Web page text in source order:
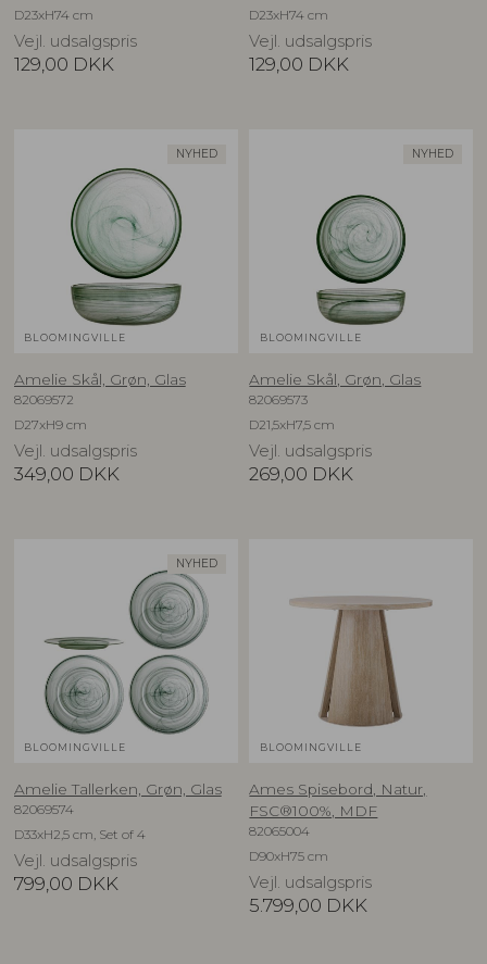
D23xH74 cm
Vejl. udsalgspris
129,00 DKK
D23xH74 cm
Vejl. udsalgspris
129,00 DKK
NYHED
BLOOMINGVILLE
Amelie Skål, Grøn, Glas
82069572
D27xH9 cm
Vejl. udsalgspris
349,00 DKK
NYHED
BLOOMINGVILLE
Amelie Skål, Grøn, Glas
82069573
D21,5xH7,5 cm
Vejl. udsalgspris
269,00 DKK
NYHED
BLOOMINGVILLE
Amelie Tallerken, Grøn, Glas
82069574
D33xH2,5 cm, Set of 4
Vejl. udsalgspris
799,00 DKK
BLOOMINGVILLE
Ames Spisebord, Natur,
FSC®100%, MDF
82065004
D90xH75 cm
Vejl. udsalgspris
5.799,00 DKK